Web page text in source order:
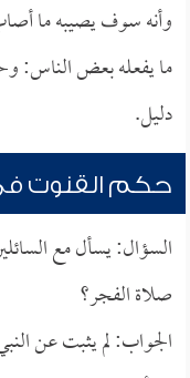
وأنه سوف يصيبه ما
ما يفعله بعض الناس:
دليل.
حكم القنوت
السؤال: يسأل مع
صلاة الفجر؟
الجواب: لم يثبت عن